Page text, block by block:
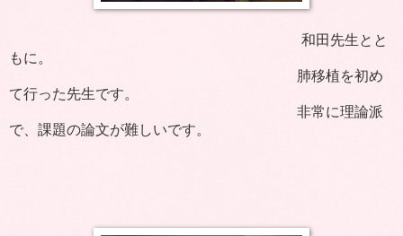
和田先生とと
もに。
肺移植を初め
て行った先生です。
非常に理論派
で、課題の論文が難しいです。